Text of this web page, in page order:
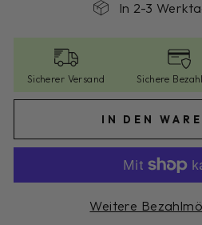
In 2-3
Sicherer Versand Sichere
IN DEN
Weitere